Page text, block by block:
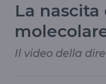
La
Il video della